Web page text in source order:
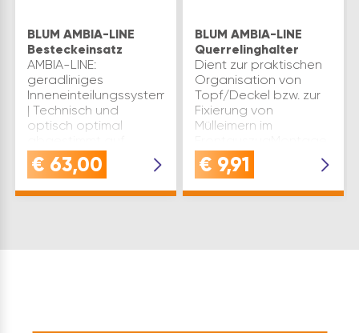
BLUM AMBIA-LINE
Besteckeinsatz
AMBIA-LINE:
geradliniges
Inneneinteilungssystem
| Technisch und
optisch optimal
LEGRABOXRahmen mit
Magnetplatte zur
€ 63,00
BLUM AMBIA-LINE
Querrelinghalter
Dient zur praktischen
Organisation von
Topf/Deckel bzw. zur
Fixierung von
Mülleimern im
durch einfaches
Aufstecken auf die
€ 9,91